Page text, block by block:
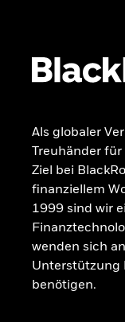
Als globaler
Treuhänder
Ziel bei
finanziellem
1999 sind wir
wenden sich
Unterstützung
benötigen.